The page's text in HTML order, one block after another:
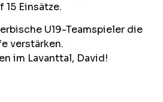
15 Einsätze.
U19-Teamspieler die
verstärken.
im Lavanttal, David!